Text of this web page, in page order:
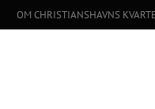
OM CHRISTIANSHAVNS